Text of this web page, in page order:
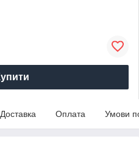
Доставка Оплата Умови